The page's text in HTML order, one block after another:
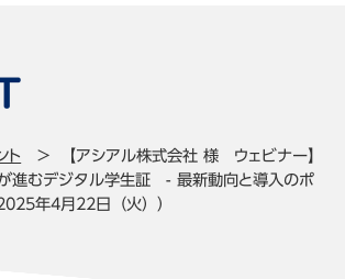
ト
【アシアル株式会社 様 ウェビナー】
進むデジタル学生証 - 最新動向と導入のポ
年4月22日（火））